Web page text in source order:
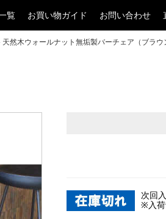
覧 お買い物ガイド お問い合わせ
天然木ウォールナット無垢製バーチェア（ブラウ
次回
※入荷